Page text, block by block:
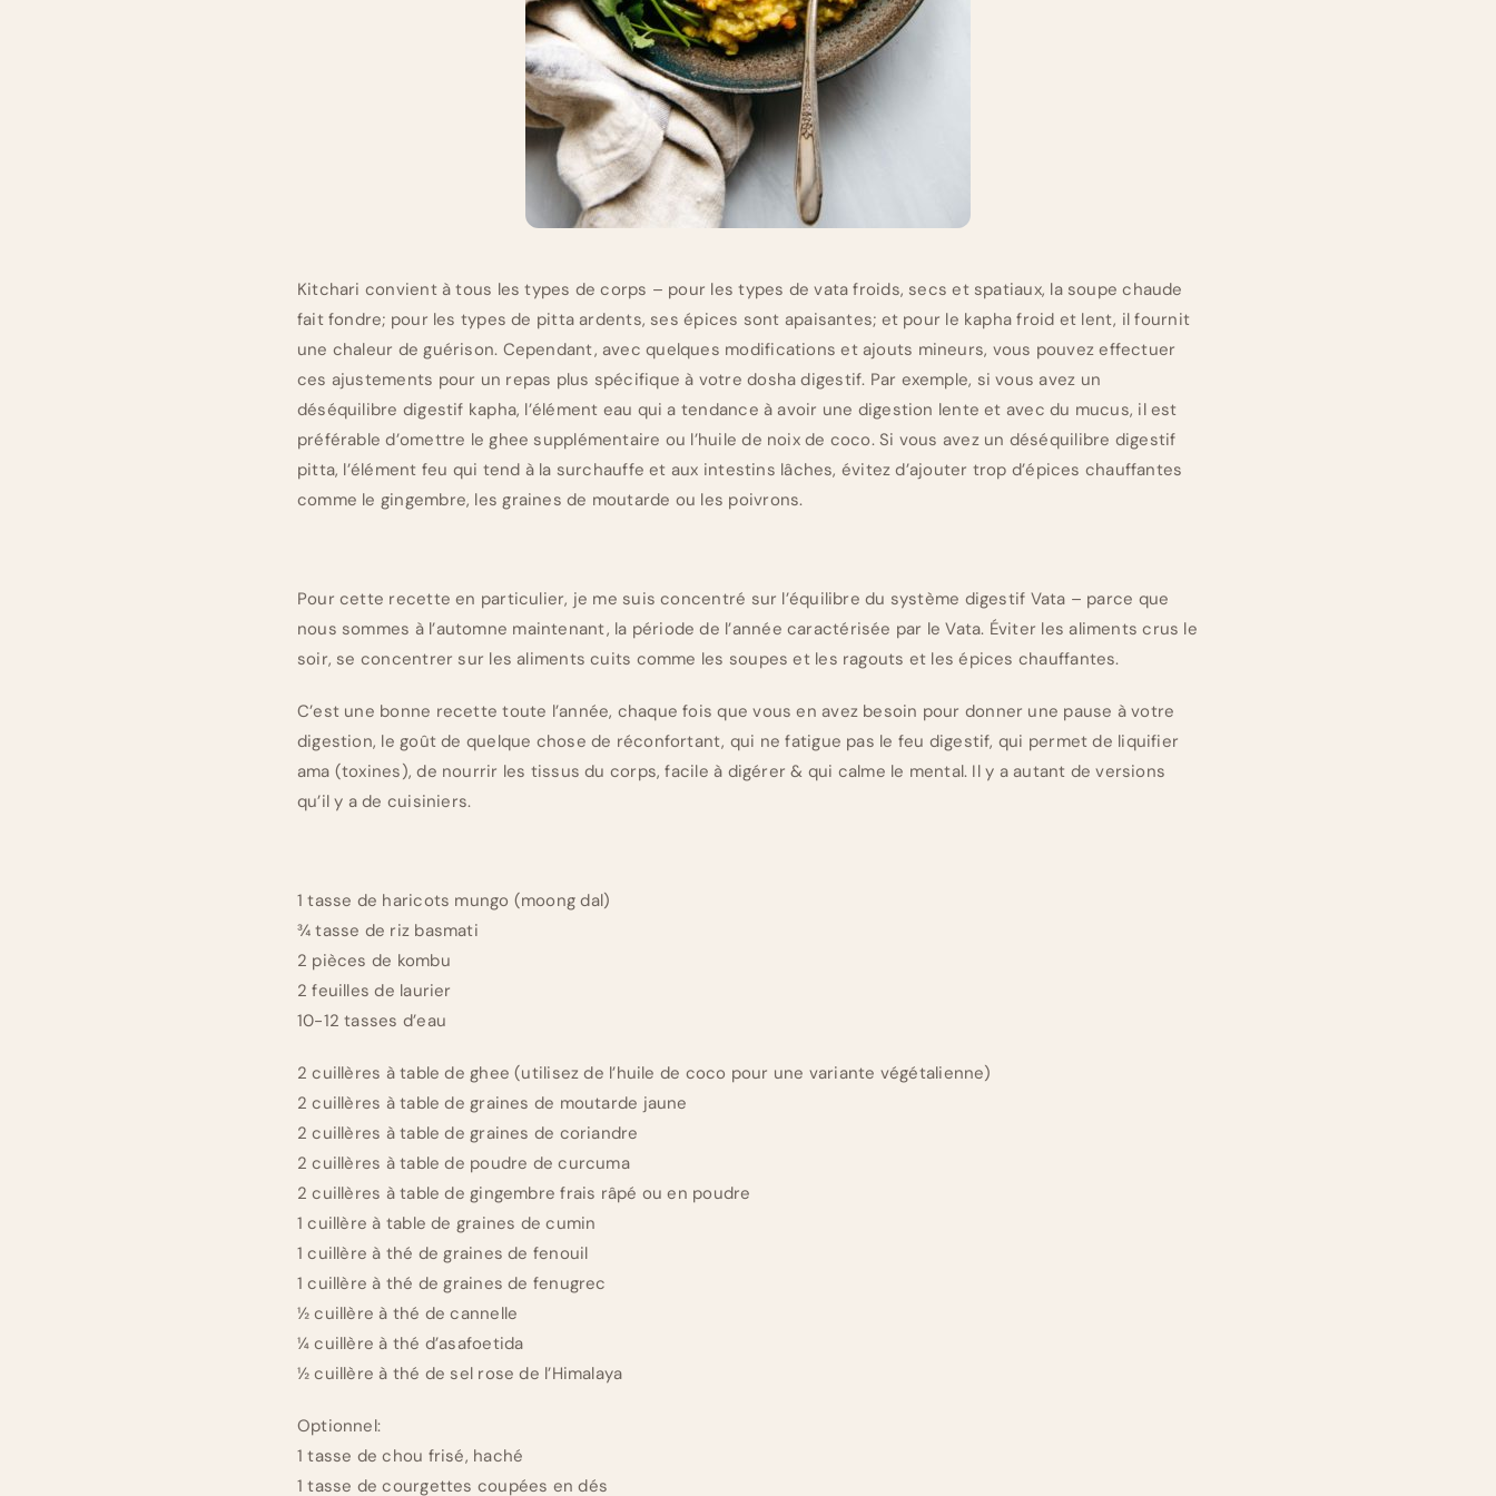
Kitchari convient à tous les types de corps – pour les types de vata froids, secs et spatiaux, la soupe chaude
fait fondre; pour les types de pitta ardents, ses épices sont apaisantes; et pour le kapha froid et lent, il fournit
une chaleur de guérison. Cependant, avec quelques modifications et ajouts mineurs, vous pouvez effectuer
ces ajustements pour un repas plus spécifique à votre dosha digestif. Par exemple, si vous avez un
déséquilibre digestif kapha, l’élément eau qui a tendance à avoir une digestion lente et avec du mucus, il est
préférable d’omettre le ghee supplémentaire ou l’huile de noix de coco. Si vous avez un déséquilibre digestif
pitta, l’élément feu qui tend à la surchauffe et aux intestins lâches, évitez d’ajouter trop d’épices chauffantes
comme le gingembre, les graines de moutarde ou les poivrons.
Pour cette recette en particulier, je me suis concentré sur l’équilibre du système digestif Vata – parce que
nous sommes à l’automne maintenant, la période de l’année caractérisée par le Vata. Éviter les aliments crus le
soir, se concentrer sur les aliments cuits comme les soupes et les ragouts et les épices chauffantes.
C’est une bonne recette toute l’année, chaque fois que vous en avez besoin pour donner une pause à votre
digestion, le goût de quelque chose de réconfortant, qui ne fatigue pas le feu digestif, qui permet de liquifier
ama (toxines), de nourrir les tissus du corps, facile à digérer & qui calme le mental. Il y a autant de versions
qu’il y a de cuisiniers.
1 tasse de haricots mungo (moong dal)
¾ tasse de riz basmati
2 pièces de kombu
2 feuilles de laurier
10-12 tasses d’eau
2 cuillères à table de ghee (utilisez de l’huile de coco pour une variante végétalienne)
2 cuillères à table de graines de moutarde jaune
2 cuillères à table de graines de coriandre
2 cuillères à table de poudre de curcuma
2 cuillères à table de gingembre frais râpé ou en poudre
1 cuillère à table de graines de cumin
1 cuillère à thé de graines de fenouil
1 cuillère à thé de graines de fenugrec
½ cuillère à thé de cannelle
¼ cuillère à thé d’asafoetida
½ cuillère à thé de sel rose de l’Himalaya
Optionnel:
1 tasse de chou frisé, haché
1 tasse de courgettes coupées en dés